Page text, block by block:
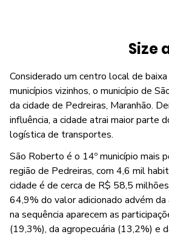
Size
Considerado um centro local de
municípios vizinhos, o município de
da cidade de Pedreiras, Maranhão.
influência, a cidade atrai maior parte
logística de transportes.
São Roberto é o 14º município mais
região de Pedreiras, com 4,6 mil
cidade é de cerca de R$ 58,5
64,9% do valor adicionado advém da
na sequência aparecem as
(19,3%), da agropecuária (13,2%) e